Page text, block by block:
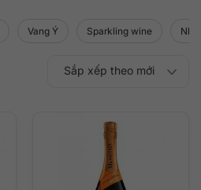
Vang Ý Sparkling wine Nho
Sắp xếp theo
độ phổ biến
Sắp xếp theo mới
thấp đến cao
cao đến thấp